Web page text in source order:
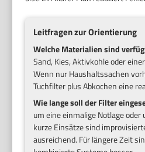
Leitfragen zur Orientierung
Welche Materialien sind
Sand, Kies, Aktivkohle oder
Wenn nur Haushaltssachen
Tuchfilter plus Abkochen eine
Wie lange soll der Filter
um eine einmalige Notlage oder
kurze Einsätze sind
ausreichend. Für längere Zeit